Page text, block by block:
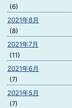
(6)
2021年8月
(8)
2021年7月
(11)
2021年6月
(7)
2021年5月
(7)